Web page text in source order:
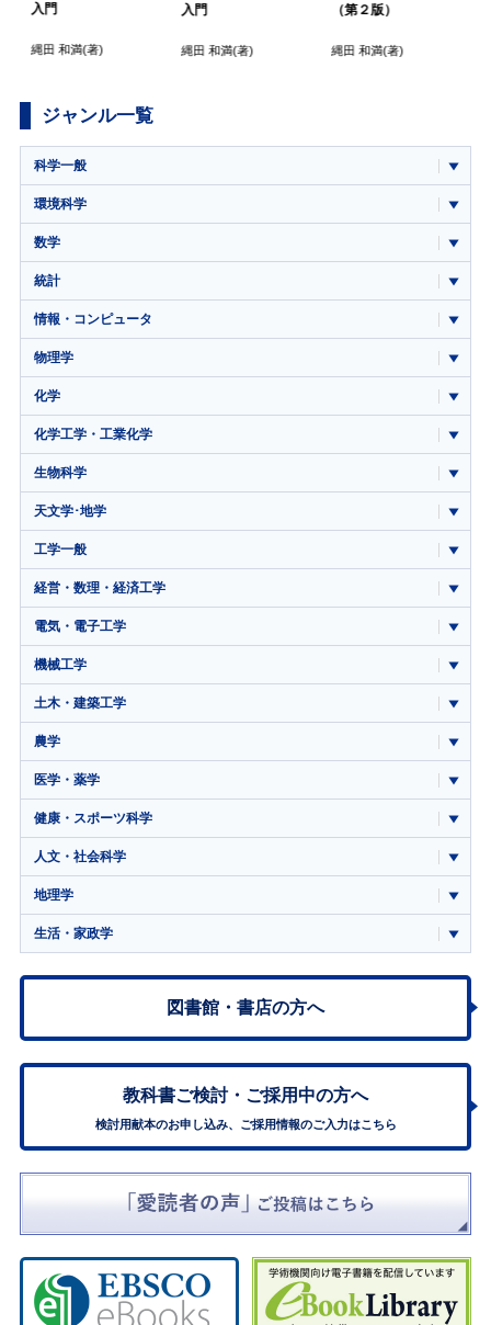
入門
縄田 和満(著)
入門
縄田 和満(著)
（第２版）
縄田 和満(著)
ジャンル一覧
科学一般
環境科学
数学
統計
情報・コンピュータ
物理学
化学
化学工学・工業化学
生物科学
天文学･地学
工学一般
経営・数理・経済工学
電気・電子工学
機械工学
土木・建築工学
農学
医学・薬学
健康・スポーツ科学
人文・社会科学
地理学
生活・家政学
図書館・書店の方へ
教科書ご検討・ ご採用中の方へ
検討用献本のお申し込み、ご採用情報のご入力はこちら